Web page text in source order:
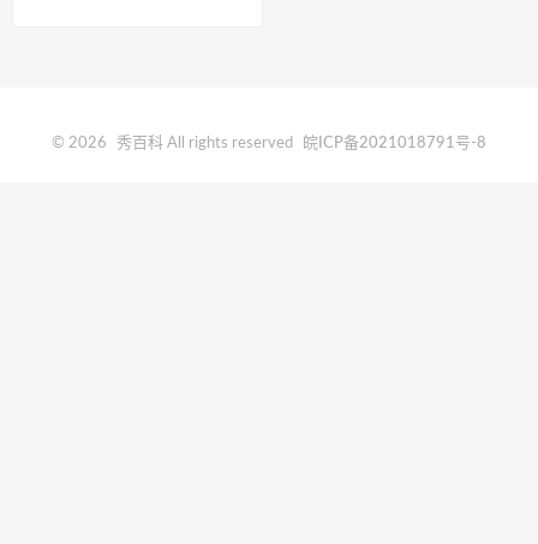
© 2026 秀百科 All rights reserved 皖ICP备2021018791号-8